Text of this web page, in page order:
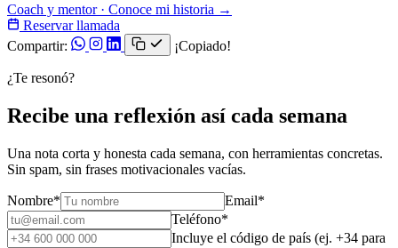
Coach y mentor · Conoce mi historia →
Reservar llamada
Compartir:
¡Copiado!
¿Te resonó?
Recibe una reflexión así cada semana
Una nota corta y honesta cada semana, con herramientas concretas.
Sin spam, sin frases motivacionales vacías.
Nombre* Email*
Teléfono*
Incluye el código de país (ej. +34 para